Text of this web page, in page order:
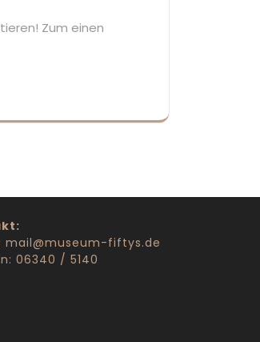
Zum einen
mail@museum-fiftys.de
06340 / 5140